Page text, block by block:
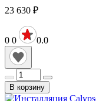
23 630 ₽
0 0 0.0
В корзину